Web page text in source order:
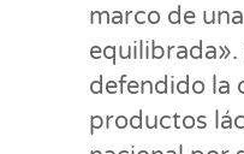
marco de
equilibrada».
defendido la
productos